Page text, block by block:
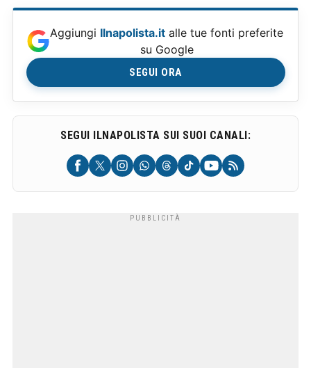
Aggiungi Ilnapolista.it alle tue fonti preferite
su Google
SEGUI ORA
SEGUI ILNAPOLISTA SUI SUOI CANALI: